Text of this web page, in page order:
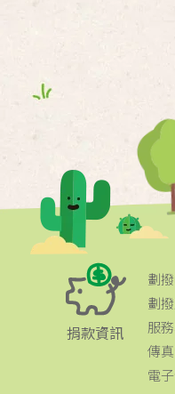
捐款資訊
劃
劃
服
傳
電